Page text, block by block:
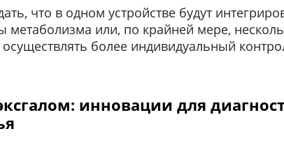
что в одном устройстве будут
метаболизма или, по крайней мере,
более индивидуальный
инновации для